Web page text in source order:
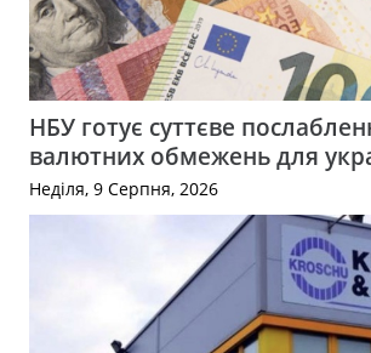
НБУ готує суттєве
валютних обмежень для
Неділя, 9 Серпня, 2026